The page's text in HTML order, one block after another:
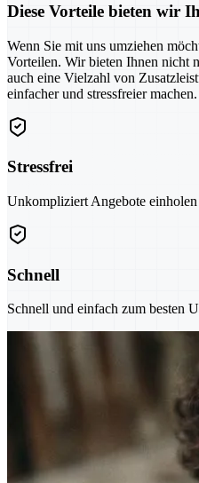
Diese Vorteile bieten wir
Wenn Sie mit uns umziehen
Vorteilen. Wir bieten Ihnen nicht
auch eine Vielzahl von
einfacher und stressfreier machen.
Stressfrei
Unkompliziert Angebote
Schnell
Schnell und einfach zum besten